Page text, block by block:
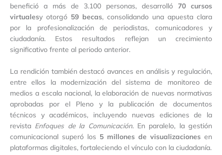
benefició a más de 3.100 personas, desarrolló 70 cursos
virtualesy otorgó 59 becas, consolidando una apuesta clara
por la profesionalización de periodistas, comunicadores y
ciudadanía. Estos resultados reflejan un crecimiento
significativo frente al periodo anterior.
La rendición también destacó avances en análisis y regulación,
entre ellos la modernización del sistema de monitoreo de
medios a escala nacional, la elaboración de nuevas normativas
aprobadas por el Pleno y la publicación de documentos
técnicos y académicos, incluyendo nuevas ediciones de la
revista Enfoques de la Comunicación. En paralelo, la gestión
comunicacional superó los 5 millones de visualizaciones en
plataformas digitales, fortaleciendo el vínculo con la ciudadanía.